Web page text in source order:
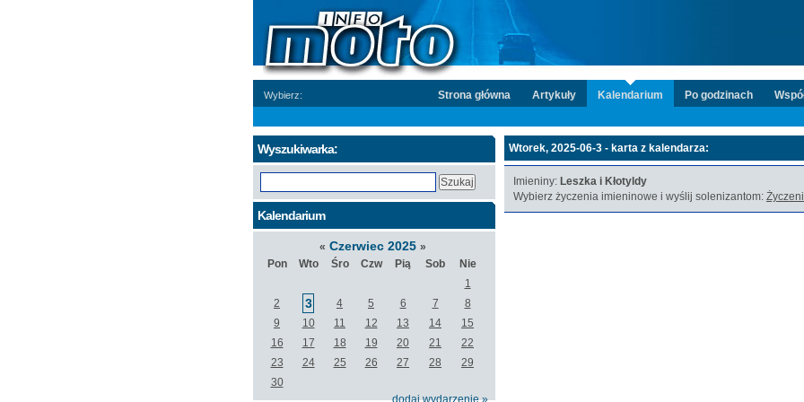
Wybierz: Strona główna Artykuły Kalendarium Po godzinach
Wtorek, 2025-06-3 - karta z kalendarza:
Imieniny: Leszka i Kłotyldy
Wybierz życzenia imieninowe i wyślij solenizantom:
Wyszukiwarka:
Kalendarium
« Czerwiec 2025 »
Pon
Wto Śro Czw Pią Sob
Nie
1
2
3 4 5 6 7
8
9
10 11 12 13 14
15
16
17 18 19 20 21
22
23
24 25 26 27 28
29
30
dodaj wydarzenie »